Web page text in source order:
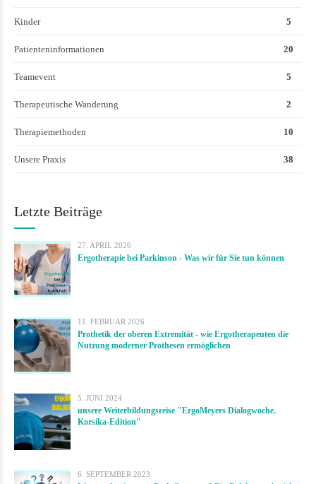
Kinder 5
Patienteninformationen 20
Teamevent 5
Therapeutische Wanderung 2
Therapiemethoden 10
Unsere Praxis 38
Letzte Beiträge
27. APRIL 2026
Ergotherapie bei Parkinson - Was wir für Sie tun können
11. FEBRUAR 2026
Prothetik der oberen Extremität - wie Ergotherapeuten die
Nutzung moderner Prothesen ermöglichen
5. JUNI 2024
unsere Weiterbildungsreise "ErgoMeyers Dialogwoche.
Korsika-Edition"
6. SEPTEMBER 2023